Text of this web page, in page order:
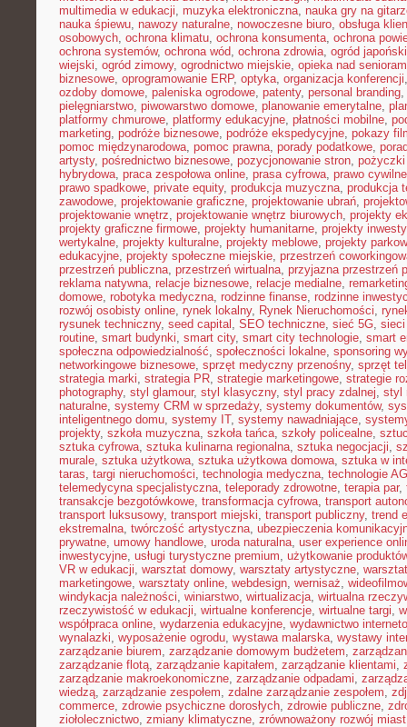
multimedia w edukacji, muzyka elektroniczna, nauka gry na
nauka śpiewu, nawozy naturalne, nowoczesne biuro, obsługa
osobowych, ochrona klimatu, ochrona konsumenta, ochrona
ochrona systemów, ochrona wód, ochrona zdrowia, ogród japoński
wiejski, ogród zimowy, ogrodnictwo miejskie, opieka nad
biznesowe, oprogramowanie ERP, optyka, organizacja konferencji
ozdoby domowe, paleniska ogrodowe, patenty, personal branding,
pielęgniarstwo, piwowarstwo domowe, planowanie emerytalne,
platformy chmurowe, platformy edukacyjne, płatności mobilne,
marketing, podróże biznesowe, podróże ekspedycyjne, pokazy
pomoc międzynarodowa, pomoc prawna, porady podatkowe,
artysty, pośrednictwo biznesowe, pozycjonowanie stron, pożyczki
hybrydowa, praca zespołowa online, prasa cyfrowa, prawo
prawo spadkowe, private equity, produkcja muzyczna, produkcja
zawodowe, projektowanie graficzne, projektowanie ubrań,
projektowanie wnętrz, projektowanie wnętrz biurowych, projekty
projekty graficzne firmowe, projekty humanitarne, projekty
wertykalne, projekty kulturalne, projekty meblowe, projekty
edukacyjne, projekty społeczne miejskie, przestrzeń
przestrzeń publiczna, przestrzeń wirtualna, przyjazna przestrzeń
reklama natywna, relacje biznesowe, relacje medialne,
domowe, robotyka medyczna, rodzinne finanse, rodzinne
rozwój osobisty online, rynek lokalny, Rynek Nieruchomości,
rysunek techniczny, seed capital , SEO techniczne, sieć 5G, sieci
routine, smart budynki, smart city, smart city technologie, smart
społeczna odpowiedzialność, społeczności lokalne, sponsoring
networkingowe biznesowe, sprzęt medyczny przenośny, sprzęt
strategia marki, strategia PR, strategie marketingowe, strategie
photography, styl glamour, styl klasyczny, styl pracy zdalnej, styl
naturalne, systemy CRM w sprzedaży, systemy dokumentów,
inteligentnego domu, systemy IT, systemy nawadniające,
projekty, szkoła muzyczna, szkoła tańca, szkoły policealne,
sztuka cyfrowa, sztuka kulinarna regionalna, sztuka negocjacji,
murale, sztuka użytkowa, sztuka użytkowa domowa, sztuka w
taras, targi nieruchomości, technologia medyczna, technologie
telemedycyna specjalistyczna, teleporady zdrowotne, terapia par,
transakcje bezgotówkowe, transformacja cyfrowa, transport
transport luksusowy, transport miejski, transport publiczny, trend
ekstremalna, twórczość artystyczna, ubezpieczenia
prywatne, umowy handlowe, uroda naturalna, user experience
inwestycyjne, usługi turystyczne premium, użytkowanie
VR w edukacji, warsztat domowy, warsztaty artystyczne,
marketingowe, warsztaty online, webdesign, wernisaż,
windykacja należności, winiarstwo, wirtualizacja, wirtualna
rzeczywistość w edukacji, wirtualne konferencje, wirtualne targi,
współpraca online, wydarzenia edukacyjne, wydawnictwo
wynalazki, wyposażenie ogrodu, wystawa malarska, wystawy
zarządzanie biurem, zarządzanie domowym budżetem,
zarządzanie flotą, zarządzanie kapitałem, zarządzanie klientami,
zarządzanie makroekonomiczne, zarządzanie odpadami,
wiedzą, zarządzanie zespołem, zdalne zarządzanie zespołem,
commerce, zdrowie psychiczne dorosłych, zdrowie publiczne,
ziołolecznictwo, zmiany klimatyczne, zrównoważony rozwój miast